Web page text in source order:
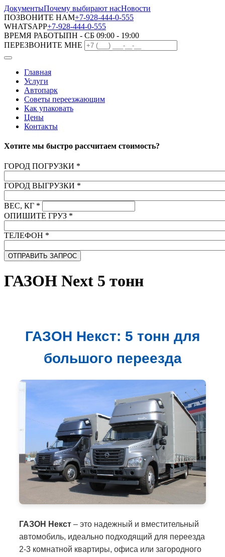
ДокументыПочему выбирают насНовости
ПОЗВОНИТЕ НАМ+7-928-444-0-555
WHATSAPP+7-928-444-0-555
ВРЕМЯ РАБОТЫПН - СБ 09:00 - 19:00
ПЕРЕЗВОНИТЕ МНЕ
Главная
Услуги
Автопарк
Советы переезжающим
Как упаковать
Цены
Контакты
Хотите мы быстро рассчитаем стоимость?
ГОРОД ПОГРУЗКИ *
ГОРОД ВЫГРУЗКИ *
ВЕС, КГ *
ОПИШИТЕ ГРУЗ *
ТЕЛЕФОН *
ГАЗОН Next 5 тонн
ГАЗОН Некст: 5 тонн для
большого переезда
ГАЗОН Некст – это надежный и вместительный
автомобиль, идеально подходящий для переезда
2-3 комнатной квартиры, офиса или загородного